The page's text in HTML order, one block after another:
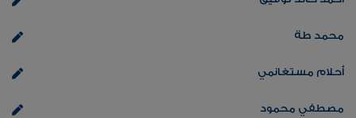
محمد طة
أحلام مستغانمي
مصطفي محمود